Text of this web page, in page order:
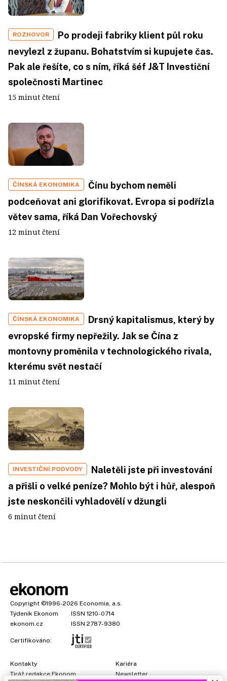
ROZHOVOR
Po prodeji fabriky klient půl roku
nevylezl z županu. Bohatstvím si kupujete čas.
Pak ale řešíte, co s ním, říká šéf J&T Investiční
společnosti Martinec
15 minut čtení
ČÍNSKÁ EKONOMIKA
Čínu bychom neměli
podceňovat ani glorifikovat. Evropa si podřízla
větev sama, říká Dan Vořechovský
12 minut čtení
ČÍNSKÁ EKONOMIKA
Drsný kapitalismus, který by
evropské firmy nepřežily. Jak se Čína z
montovny proměnila v technologického rivala,
kterému svět nestačí
11 minut čtení
INVESTIČNÍ PODVODY
Naletěli jste při investování
a přišli o velké peníze? Mohlo být i hůř, alespoň
jste neskončili vyhladovělí v džungli
6 minut čtení
Copyright ©1996-2026 Economia, a.s.
Týdeník Ekonom
ISSN 1210-0714
ekonom.cz
ISSN 2787-9380
Certifikováno:
Kontakty
Tiráž redakce Ekonom
Kariéra
Newsletter